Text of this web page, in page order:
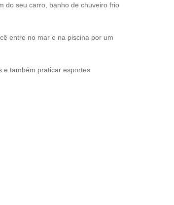
do seu carro, banho de chuveiro frio
entre no mar e na piscina por um
e também praticar esportes